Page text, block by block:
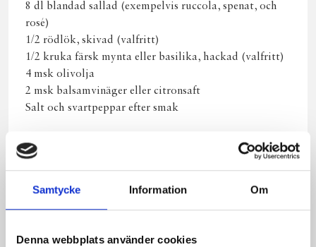
Samtycke Information Om
Denna webbplats använder cookies
8 dl blandad sallad (exempelvis ruccola, spenat, och
rosé)
1/2 rödlök, skivad (valfritt)
1/2 kruka färsk mynta eller basilika, hackad (valfritt)
4 msk olivolja
2 msk balsamvinäger eller citronsaft
Salt och svartpeppar efter smak
Gör så här
Skär Norrloumi i skivor, ungefär 1 cm tjocka. Skölj
och skiva päronen, dela salladsärtor och kärna ur
olivolja. Grilla osten i cirka 2 minuter på varje sida,